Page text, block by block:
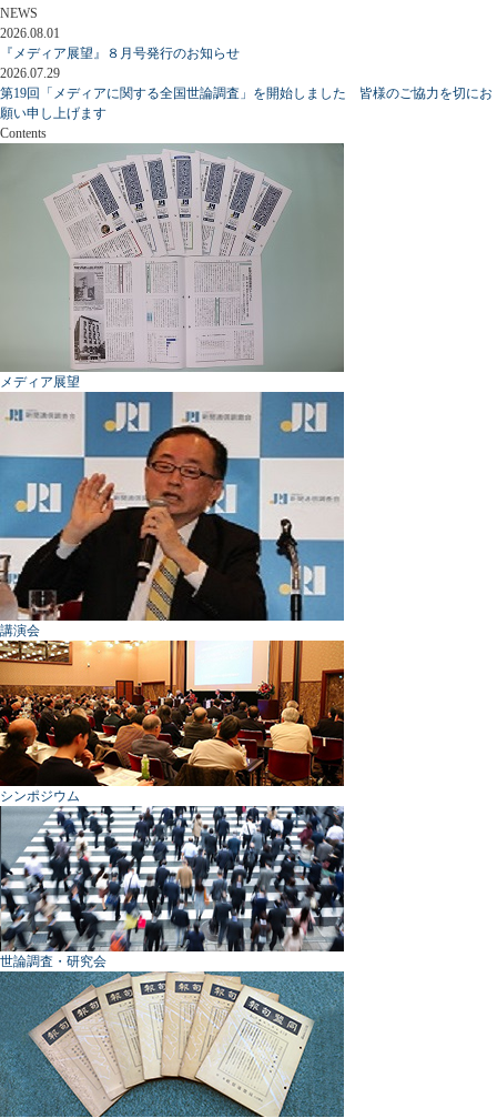
NEWS
2026.08.01
『メディア展望』８月号発行のお知らせ
2026.07.29
第19回「メディアに関する全国世論調査」を開始しました 皆様のご協力を切にお
願い申し上げます
Contents
メディア展望
講演会
シンポジウム
世論調査・研究会